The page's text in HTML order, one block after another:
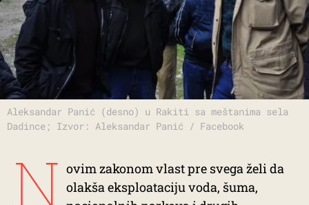
Aleksandar Panić (desno) u Rakiti sa meštanima sela
Dadince; Izvor: Aleksandar Panić / Facebook
N ovim zakonom vlast pre svega želi da
olakša eksploataciju voda, šuma,